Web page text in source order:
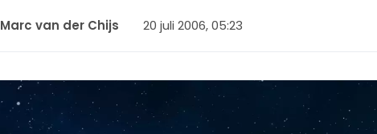
Marc van der Chijs 20 juli 2006, 05:23